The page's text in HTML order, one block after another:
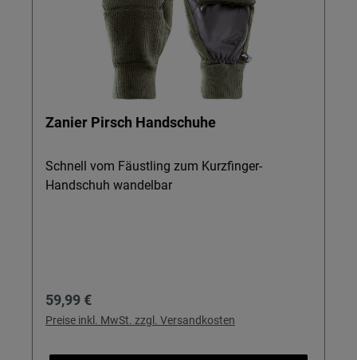
Zanier Pirsch Handschuhe
Schnell vom Fäustling zum Kurzfinger-
Handschuh wandelbar
Regulärer Preis:
59,99 €
Preise inkl. MwSt. zzgl. Versandkosten